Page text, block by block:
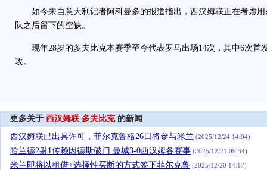
如今来自意大利记者阿科曼多的报道指出，西汉姆联正在考虑用
队之后留下的空缺。
现年28岁的多夫比克本赛季至今代表罗马出场14次，其中6次首
攻。
更多关于 西汉姆联 多夫比克的新闻
西汉姆联已出具许可，菲尔克鲁格26日将参与米兰 (2025/12/24 14:04)
哈兰德2射1传赖因德斯破门 曼城3-0西汉姆各赛事 (2025/12/21 09:34)
米兰即将以租借+选择性买断的方式签下菲尔克鲁 (2025/12/20 14:17)